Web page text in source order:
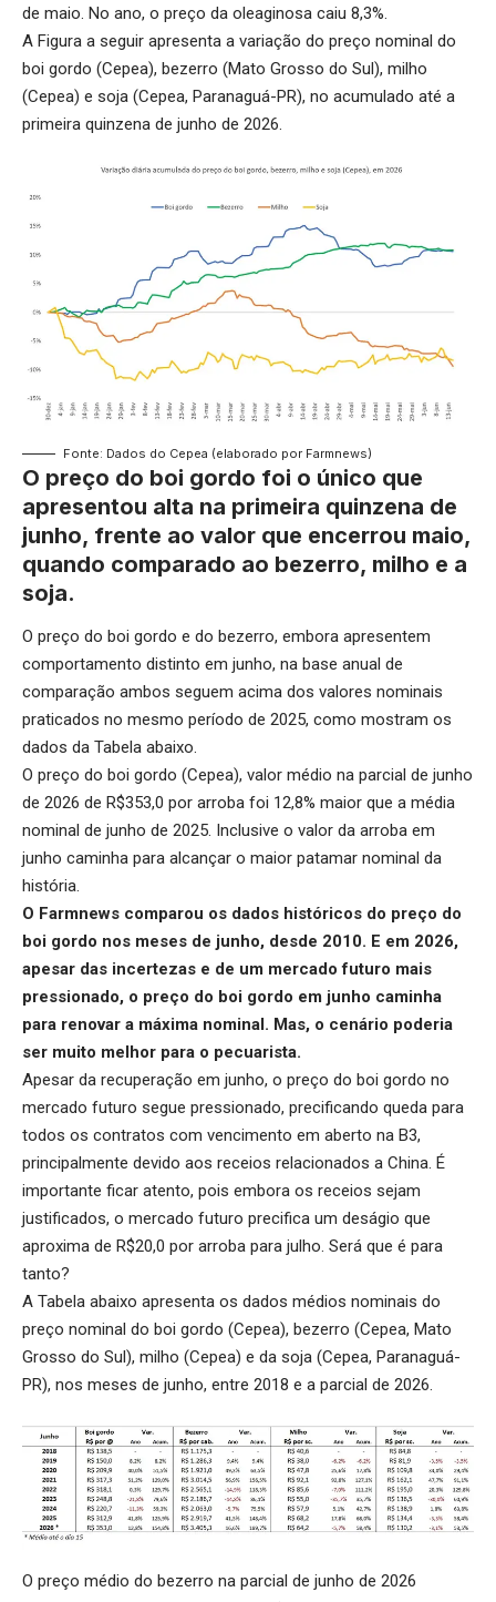
de maio. No ano, o preço da oleaginosa caiu 8,3%.
A Figura a seguir apresenta a variação do preço nominal do
boi gordo (Cepea), bezerro (Mato Grosso do Sul), milho
(Cepea) e soja (Cepea, Paranaguá-PR), no acumulado até a
primeira quinzena de junho de 2026.
Fonte: Dados do Cepea (elaborado por Farmnews)
O preço do boi gordo foi o único que
apresentou alta na primeira quinzena de
junho, frente ao valor que encerrou maio,
quando comparado ao bezerro, milho e a
soja.
O preço do boi gordo e do bezerro, embora apresentem
comportamento distinto em junho, na base anual de
comparação ambos seguem acima dos valores nominais
praticados no mesmo período de 2025, como mostram os
dados da Tabela abaixo.
O preço do boi gordo (Cepea), valor médio na parcial de junho
de 2026 de R$353,0 por arroba foi 12,8% maior que a média
nominal de junho de 2025. Inclusive o valor da arroba em
junho caminha para alcançar o maior patamar nominal da
história.
O Farmnews comparou os dados históricos do preço do
boi gordo nos meses de junho, desde 2010. E em 2026,
apesar das incertezas e de um mercado futuro mais
pressionado, o preço do boi gordo em junho caminha
para renovar a máxima nominal. Mas, o cenário poderia
ser muito melhor para o pecuarista.
Apesar da recuperação em junho, o preço do boi gordo no
mercado futuro segue pressionado, precificando queda para
todos os contratos com vencimento em aberto na B3,
principalmente devido aos receios relacionados a China. É
importante ficar atento, pois embora os receios sejam
justificados, o mercado futuro precifica um deságio que
aproxima de R$20,0 por arroba para julho. Será que é para
tanto?
A Tabela abaixo apresenta os dados médios nominais do
preço nominal do boi gordo (Cepea), bezerro (Cepea, Mato
Grosso do Sul), milho (Cepea) e da soja (Cepea, Paranaguá-
PR), nos meses de junho, entre 2018 e a parcial de 2026.
O preço médio do bezerro na parcial de junho de 2026